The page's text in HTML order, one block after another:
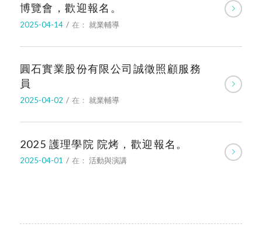
博覽會，歡迎報名。
2025-04-14 / 在： 就業輔導
圓石實業股份有限公司誠徵照顧服務
員
2025-04-02 / 在： 就業輔導
2025 護理學院 院烤，歡迎報名。
2025-04-01 / 在： 活動與演講